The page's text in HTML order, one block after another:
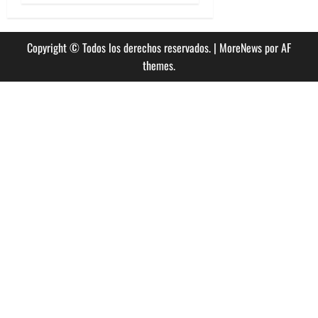
Copyright © Todos los derechos reservados. | MoreNewspor AF
themes.